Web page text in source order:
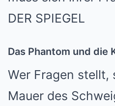
Das Phantom und die
Wer Fragen stellt,
Mauer des